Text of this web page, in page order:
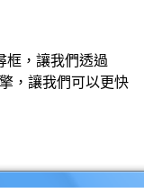
框，讓我們透過
，讓我們可以更快